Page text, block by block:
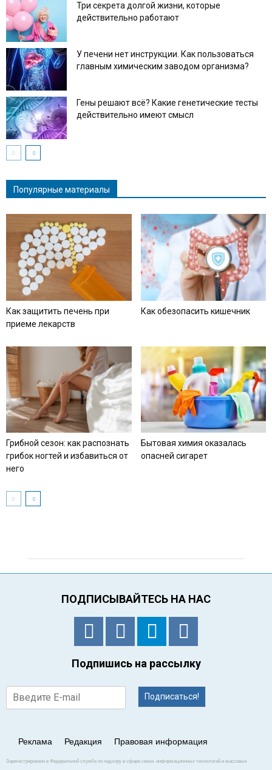
Три секрета долгой жизни, которые
действительно работают
У печени нет инструкции. Как пользоваться
главным химическим заводом организма?
Гены решают всё? Какие генетические тесты
действительно имеют смысл
Популярные материалы
Как защитить печень при
приеме лекарств
Как обезопасить кишечник
Грибной сезон: как распознать
грибок ногтей и избавиться от
него
Бытовая химия оказалась
опасней сигарет
ПОДПИСЫВАЙТЕСЬ НА НАС
Подпишись на рассылку
Подписаться!
Реклама Редакция Правовая информация
Зарегистрировано в Федеральной службе по надзору в сфере связи, информационных технологий и массовых